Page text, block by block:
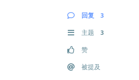
回复 3
主题 3
赞
被提及